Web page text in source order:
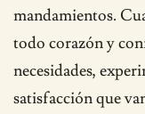
mandamientos.
todo corazón y
necesidades,
satisfacción que